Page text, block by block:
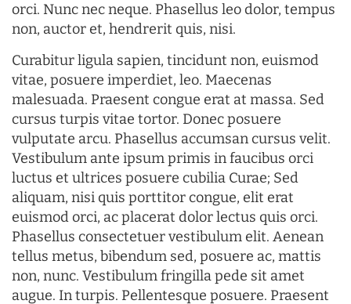
orci. Nunc nec neque. Phasellus leo dolor, tempus
non, auctor et, hendrerit quis, nisi.
Curabitur ligula sapien, tincidunt non, euismod
vitae, posuere imperdiet, leo. Maecenas
malesuada. Praesent congue erat at massa. Sed
cursus turpis vitae tortor. Donec posuere
vulputate arcu. Phasellus accumsan cursus velit.
Vestibulum ante ipsum primis in faucibus orci
luctus et ultrices posuere cubilia Curae; Sed
aliquam, nisi quis porttitor congue, elit erat
euismod orci, ac placerat dolor lectus quis orci.
Phasellus consectetuer vestibulum elit. Aenean
tellus metus, bibendum sed, posuere ac, mattis
non, nunc. Vestibulum fringilla pede sit amet
augue. In turpis. Pellentesque posuere. Praesent